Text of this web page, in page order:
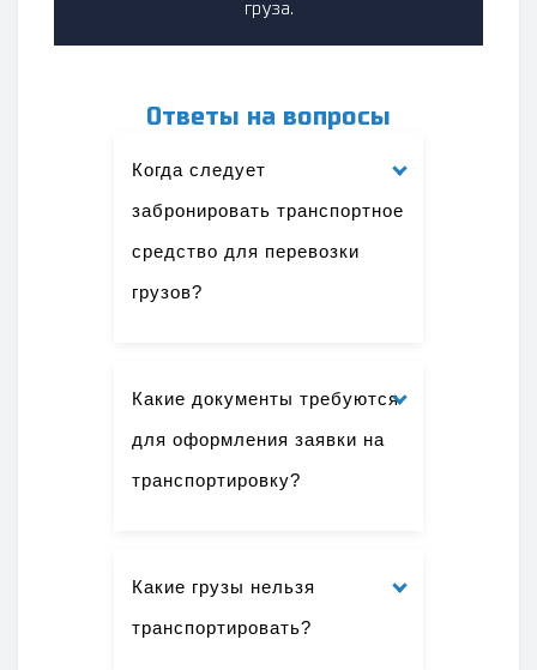
груза.
Ответы на вопросы
Когда следует
забронировать транспортное
средство для перевозки
грузов?
Какие документы требуются
для оформления заявки на
транспортировку?
Какие грузы нельзя
транспортировать?